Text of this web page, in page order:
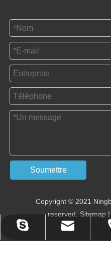
+ 86-
+86 -
+86 -
Soumettre
Copyright © 2021
reserved. Sitemap